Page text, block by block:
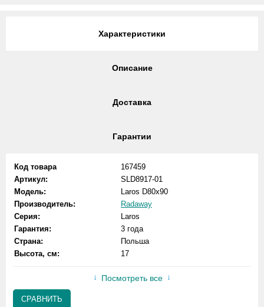
Характеристики
Описание
Доставка
Гарантии
Код товара
167459
Артикул:
SLD8917-01
Модель:
Laros D80x90
Производитель:
Radaway
Серия:
Laros
Гарантия:
3 года
Страна:
Польша
Высота, см:
17
Посмотреть все
СРАВНИТЬ